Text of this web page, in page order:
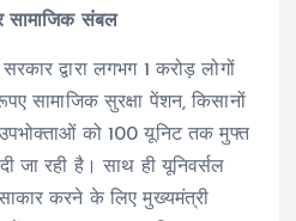
सामाजिक संबल
द्वारा लगभग 1 करोड़ लोगों
सामाजिक सुरक्षा पेंशन, किसानों
को 100 यूनिट तक मुफ्त
जा रही है। साथ ही यूनिवर्सल
करने के लिए मुख्यमंत्री